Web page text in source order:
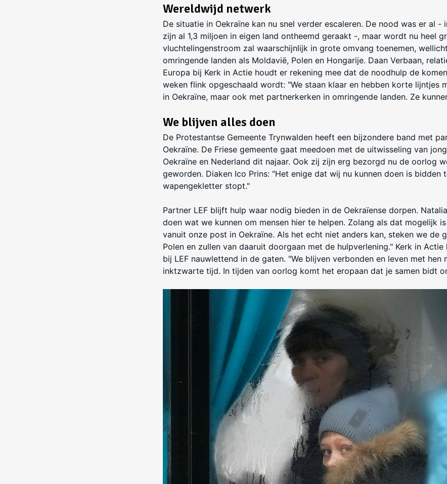
Wereldwijd netwerk
De situatie in Oekraïne kan nu snel verder escaleren. De nood was er al -
zijn al 1,3 miljoen in eigen land ontheemd geraakt -, maar wordt nu heel
vluchtelingenstroom zal waarschijnlijk in grote omvang toenemen,
omringende landen als Moldavië, Polen en Hongarije. Daan Verbaan,
Europa bij Kerk in Actie houdt er rekening mee dat de noodhulp de
weken flink opgeschaald wordt: "We staan klaar en hebben korte lijntjes
in Oekraïne, maar ook met partnerkerken in omringende landen. Ze
We blijven alles doen
De Protestantse Gemeente Trynwalden heeft een bijzondere band met
Oekraïne. De Friese gemeente gaat meedoen met de uitwisseling van
Oekraïne en Nederland dit najaar. Ook zij zijn erg bezorgd nu de oorlog
geworden. Diaken Ico Prins: "Het enige dat wij nu kunnen doen is bidden
wapengekletter stopt."
Partner LEF blijft hulp waar nodig bieden in de Oekraïense dorpen.
doen wat we kunnen om mensen hier te helpen. Zolang als dat mogelijk
vanuit onze post in Oekraïne. Als het echt niet anders kan, steken we de
Polen en zullen van daaruit doorgaan met de hulpverlening." Kerk in
bij LEF nauwlettend in de gaten. "We blijven verbonden en leven met hen
inktzwarte tijd. In tijden van oorlog komt het eropaan dat je samen bidt